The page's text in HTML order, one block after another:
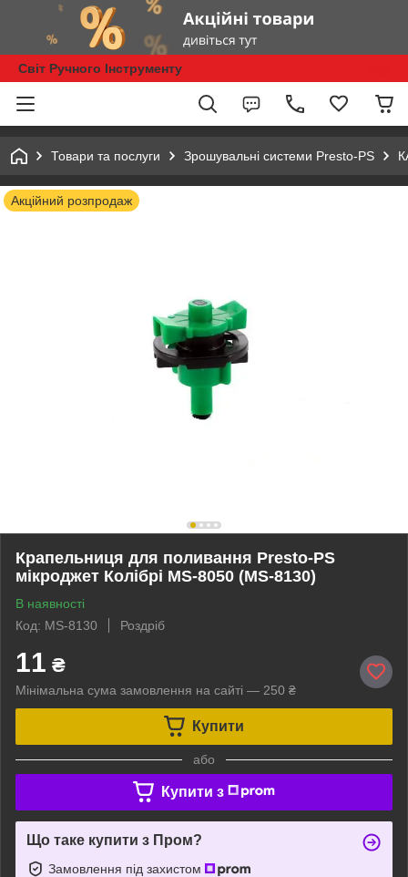
Світ Ручного Інструменту
Товари та послуги Зрошувальні системи Presto-PS
Акційний розпродаж
Крапельниця для поливання Presto-PS
мікроджет Колібрі MS-8050 (MS-8130)
В наявності
Код: MS-8130
Роздріб
11 ₴
Мінімальна сума замовлення на сайті — 250 ₴
Купити
або
Купити з
Що таке купити з Пром?
Замовлення під захистом